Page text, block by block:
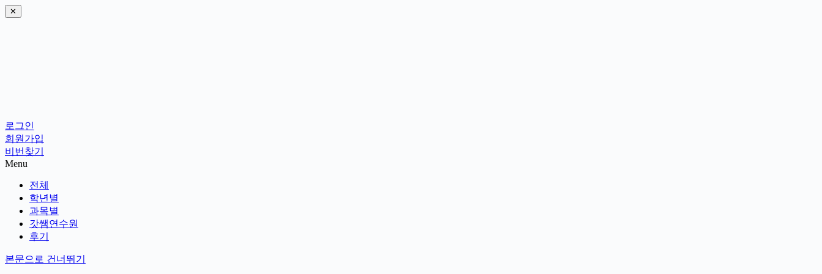
✕
로그인
회원가입
비번찾기
Menu
전체
학년별
과목별
갓쌤연수원
후기
본문으로 건너뛰기